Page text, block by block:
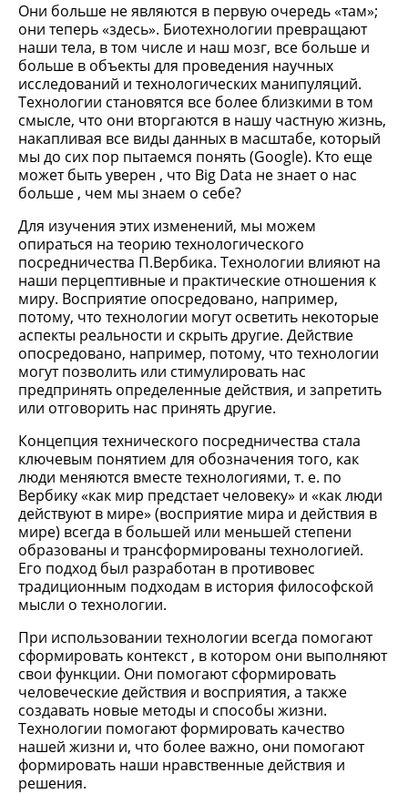
Они больше не являются в первую очередь «там»;
они теперь «здесь». Биотехнологии превращают
наши тела, в том числе и наш мозг, все больше и
больше в объекты для проведения научных
исследований и технологических манипуляций.
Технологии становятся все более близкими в том
смысле, что они вторгаются в нашу частную жизнь,
накапливая все виды данных в масштабе, который
мы до сих пор пытаемся понять (Google). Кто еще
может быть уверен , что Big Data не знает о нас
больше , чем мы знаем о себе?
Для изучения этих изменений, мы можем
опираться на теорию технологического
посредничества П.Вербика. Технологии влияют на
наши перцептивные и практические отношения к
миру. Восприятие опосредовано, например,
потому, что технологии могут осветить некоторые
аспекты реальности и скрыть другие. Действие
опосредовано, например, потому, что технологии
могут позволить или стимулировать нас
предпринять определенные действия, и запретить
или отговорить нас принять другие.
Концепция технического посредничества стала
ключевым понятием для обозначения того, как
люди меняются вместе технологиями, т. е. по
Вербику «как мир предстает человеку» и «как люди
действуют в мире» (восприятие мира и действия в
мире) всегда в большей или меньшей степени
образованы и трансформированы технологией.
Его подход был разработан в противовес
традиционным подходам в история философской
мысли о технологии.
При использовании технологии всегда помогают
сформировать контекст , в котором они выполняют
свои функции. Они помогают сформировать
человеческие действия и восприятия, а также
создавать новые методы и способы жизни.
Технологии помогают формировать качество
нашей жизни и, что более важно, они помогают
формировать наши нравственные действия и
решения.